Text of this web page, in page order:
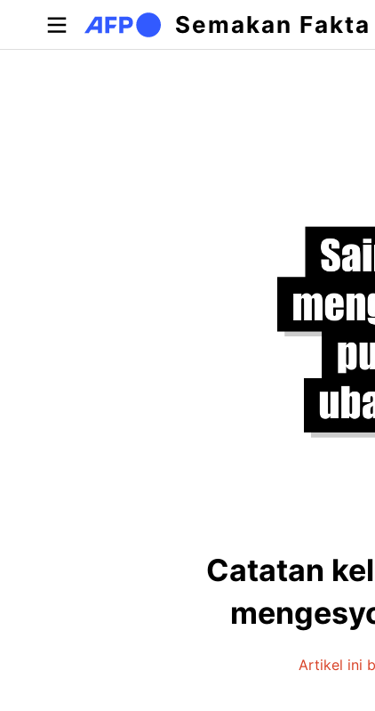
Langkau ke kandungan utama
Semakan Fakta
Tab-tab utama
Catatan
Artikel ini